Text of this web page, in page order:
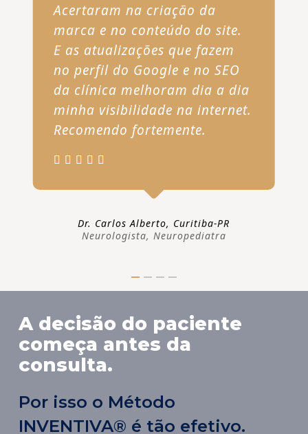
Acertaram na criação da
marca e no conteúdo do site.
E as atualizações que fazem
no perfil do Google e no SEO
da clínica melhoram dia a dia
minha visibilidade na internet.
Recomendo fortemente.
Dr. Carlos Alberto, Curitiba-PR
Neurologista, Neuropediatra
A decisão do paciente
começa antes da
consulta.
Por isso o Método
INVENTIVA® é tão efetivo.